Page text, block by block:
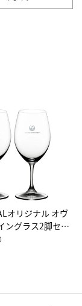
オリジナル オヴ
ングラス2脚セッ
ン）